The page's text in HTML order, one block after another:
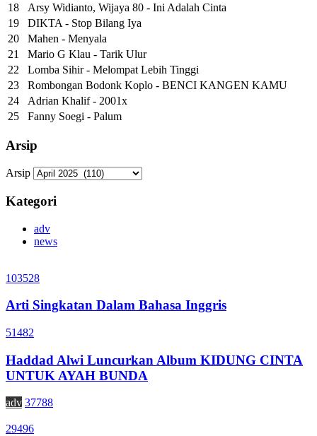
18
Arsy Widianto, Wijaya 80 - Ini Adalah Cinta
19
DIKTA - Stop Bilang Iya
20
Mahen - Menyala
21
Mario G Klau - Tarik Ulur
22
Lomba Sihir - Melompat Lebih Tinggi
23
Rombongan Bodonk Koplo - BENCI KANGEN KAMU
24
Adrian Khalif - 2001x
25
Fanny Soegi - Palum
Arsip
Arsip
Kategori
adv
news
103528
Arti Singkatan Dalam Bahasa Inggris
51482
Haddad Alwi Luncurkan Album KIDUNG CINTA
UNTUK AYAH BUNDA
adv 37788
29496